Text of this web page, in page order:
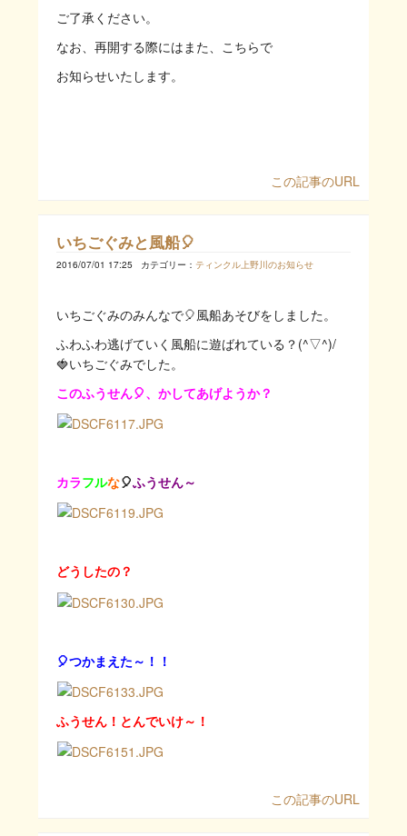
ご了承ください。
なお、再開する際にはまた、こちらで
お知らせいたします。
この記事のURL
いちごぐみと風船🎈
2016/07/01 17:25 カテゴリー： ティンクル上野川のお知らせ
いちごぐみのみんなで🎈風船あそびをしました。
ふわふわ逃げていく風船に遊ばれている？(^▽^)/
🍓いちごぐみでした。
このふうせん🎈、かしてあげようか？
カラフルな🎈ふうせん～
どうしたの？
🎈つかまえた～！！
ふうせん！とんでいけ～！
この記事のURL